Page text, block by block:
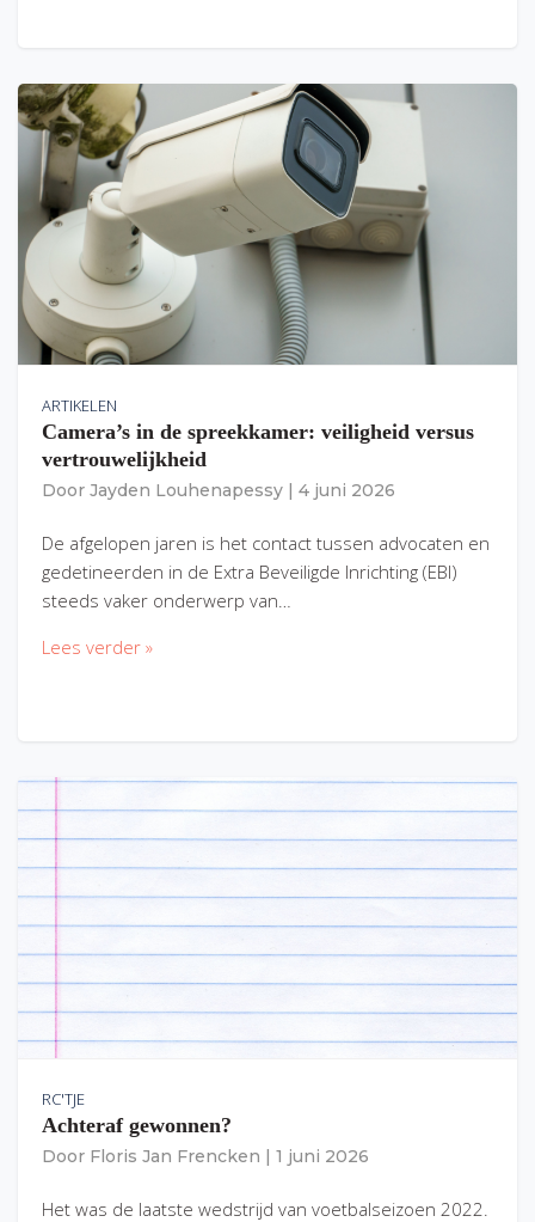
ARTIKELEN
Camera’s in de spreekkamer: veiligheid versus
vertrouwelijkheid
Door Jayden Louhenapessy 4 juni 2026
De afgelopen jaren is het contact tussen advocaten en
gedetineerden in de Extra Beveiligde Inrichting (EBI)
steeds vaker onderwerp van…
Lees verder »
RC'TJE
Achteraf gewonnen?
Door Floris Jan Frencken 1 juni 2026
Het was de laatste wedstrijd van voetbalseizoen 2022.